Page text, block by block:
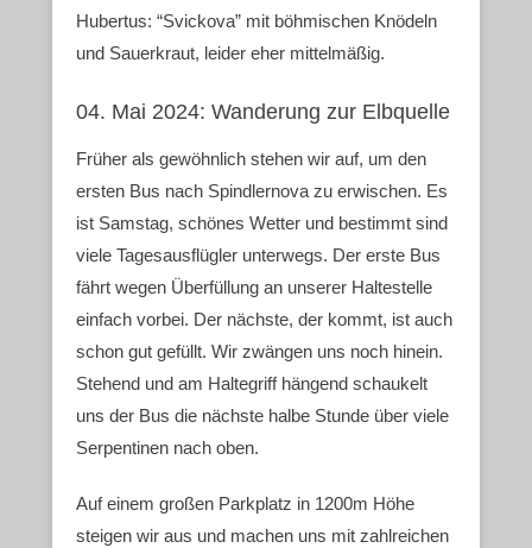
Hubertus: “Svickova” mit böhmischen Knödeln
und Sauerkraut, leider eher mittelmäßig.
04. Mai 2024: Wanderung zur Elbquelle
Früher als gewöhnlich stehen wir auf, um den
ersten Bus nach Spindlernova zu erwischen. Es
ist Samstag, schönes Wetter und bestimmt sind
viele Tagesausflügler unterwegs. Der erste Bus
fährt wegen Überfüllung an unserer Haltestelle
einfach vorbei. Der nächste, der kommt, ist auch
schon gut gefüllt. Wir zwängen uns noch hinein.
Stehend und am Haltegriff hängend schaukelt
uns der Bus die nächste halbe Stunde über viele
Serpentinen nach oben.
Auf einem großen Parkplatz in 1200m Höhe
steigen wir aus und machen uns mit zahlreichen